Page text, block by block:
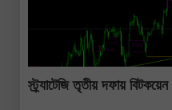
স্ট্র্যাটেজি তৃতীয় দফায়